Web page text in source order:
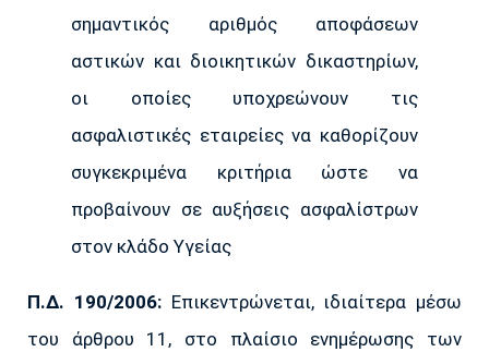
σημαντικός αριθμός αποφάσεων
αστικών και διοικητικών δικαστηρίων,
οι οποίες υποχρεώνουν τις
ασφαλιστικές εταιρείες να καθορίζουν
συγκεκριμένα κριτήρια ώστε να
προβαίνουν σε αυξήσεις ασφαλίστρων
στον κλάδο Υγείας
Π.Δ. 190/2006:Επικεντρώνεται, ιδιαίτερα μέσω
του άρθρου 11, στο πλαίσιο ενημέρωσης των